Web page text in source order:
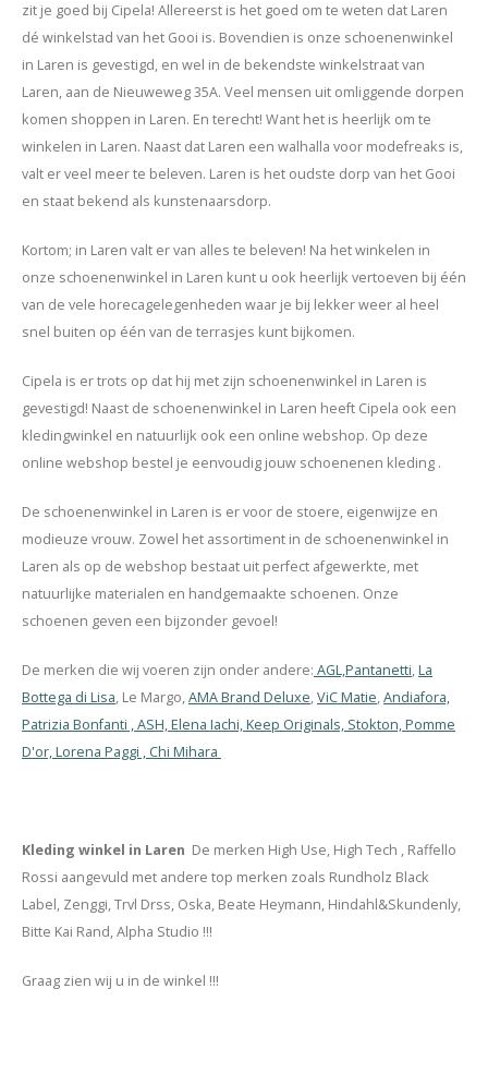
zit je goed bij Cipela! Allereerst is het goed om te weten dat Laren
dé winkelstad van het Gooi is. Bovendien is onze schoenenwinkel
in Laren is gevestigd, en wel in de bekendste winkelstraat van
Laren, aan de Nieuweweg 35A. Veel mensen uit omliggende dorpen
komen shoppen in Laren. En terecht! Want het is heerlijk om te
winkelen in Laren. Naast dat Laren een walhalla voor modefreaks is,
valt er veel meer te beleven. Laren is het oudste dorp van het Gooi
en staat bekend als kunstenaarsdorp.
Kortom; in Laren valt er van alles te beleven! Na het winkelen in
onze schoenenwinkel in Laren kunt u ook heerlijk vertoeven bij één
van de vele horecagelegenheden waar je bij lekker weer al heel
snel buiten op één van de terrasjes kunt bijkomen.
Cipela is er trots op dat hij met zijn schoenenwinkel in Laren is
gevestigd! Naast de schoenenwinkel in Laren heeft Cipela ook een
kledingwinkel en natuurlijk ook een online webshop. Op deze
online webshop bestel je eenvoudig jouw schoenenen kleding .
De schoenenwinkel in Laren is er voor de stoere, eigenwijze en
modieuze vrouw. Zowel het assortiment in de schoenenwinkel in
Laren als op de webshop bestaat uit perfect afgewerkte, met
natuurlijke materialen en handgemaakte schoenen. Onze
schoenen geven een bijzonder gevoel!
De merken die wij voeren zijn onder andere: AGL,Pantanetti,La
Bottega di Lisa, Le Margo,AMA Brand Deluxe,ViC Matie,Andiafora,
Patrizia Bonfanti , ASH, Elena Iachi, Keep Originals, Stokton, Pomme
D'or, Lorena Paggi , Chi Mihara
Kleding winkel in Laren De merken High Use, High Tech , Raffello
Rossi aangevuld met andere top merken zoals Rundholz Black
Label, Zenggi, Trvl Drss, Oska, Beate Heymann, Hindahl&Skundenly,
Bitte Kai Rand, Alpha Studio !!!
Graag zien wij u in de winkel !!!